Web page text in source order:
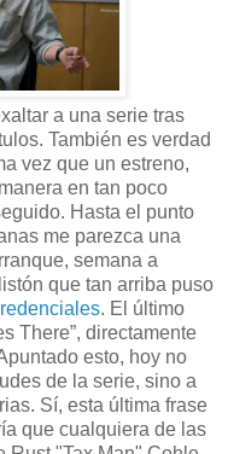
a una serie tras
También es verdad
vez que un estreno,
en tan poco
Hasta el punto
me parezca una
semana a
que tan arriba puso
. El último
There”, directamente
esto, hoy no
de la serie, sino a
Sí, esta última frase
que cualquiera de las